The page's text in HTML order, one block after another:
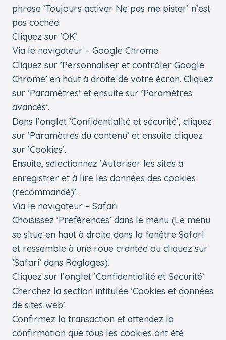
phrase ’Toujours activer Ne pas me pister’ n’est
pas cochée.
Cliquez sur ‘OK’.
Via le navigateur – Google Chrome
Cliquez sur ’Personnaliser et contrôler Google
Chrome’ en haut à droite de votre écran. Cliquez
sur ’Paramètres’ et ensuite sur ’Paramètres
avancés’.
Dans l’onglet ’Confidentialité et sécurité’, cliquez
sur ’Paramètres du contenu’ et ensuite cliquez
sur ’Cookies’.
Ensuite, sélectionnez ’Autoriser les sites à
enregistrer et à lire les données des cookies
(recommandé)’.
Via le navigateur – Safari
Choisissez ’Préférences’ dans le menu (Le menu
se situe en haut à droite dans la fenêtre Safari
et ressemble à une roue crantée ou cliquez sur
’Safari’ dans Réglages).
Cliquez sur l’onglet ’Confidentialité et Sécurité’.
Cherchez la section intitulée ’Cookies et données
de sites web’.
Confirmez la transaction et attendez la
confirmation que tous les cookies ont été